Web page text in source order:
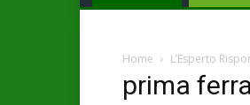
Home L’Esperto
prima